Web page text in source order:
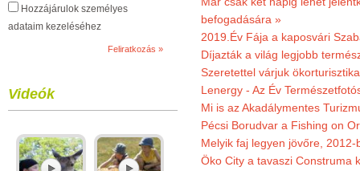
Hozzájárulok személyes
adataim kezeléséhez
Videók
befogadására »
2019.Év Fája a kaposvári
Díjazták a világ legjobb
Szeretettel várjuk
Lenergy - Az Év
Mi is az Akadálymentes
Pécsi Borudvar a Fishing on
Melyik faj legyen jövőre,
Öko City a tavaszi Construma